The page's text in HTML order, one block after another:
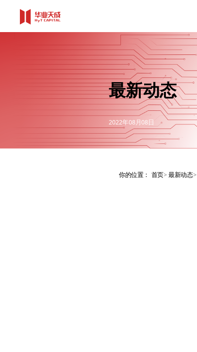
最新动态
2022年08月08日
你的位置： 首页> 最新动态>